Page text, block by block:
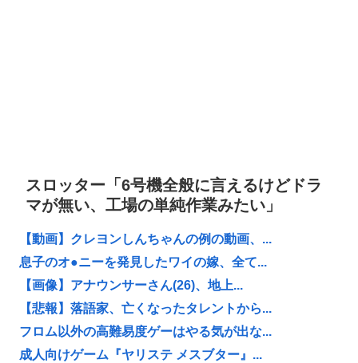
スロッター「6号機全般に言えるけどドラ
マが無い、工場の単純作業みたい」
【動画】クレヨンしんちゃんの例の動画、...
息子のオ●ニーを発見したワイの嫁、全て...
【画像】アナウンサーさん(26)、地上...
【悲報】落語家、亡くなったタレントから...
フロム以外の高難易度ゲーはやる気が出な...
成人向けゲーム『ヤリステ メスブター』...